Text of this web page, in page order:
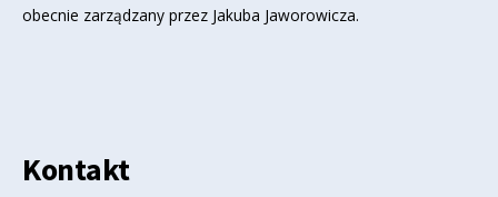
obecnie zarządzany przez Jakuba Jaworowicza.
Kontakt